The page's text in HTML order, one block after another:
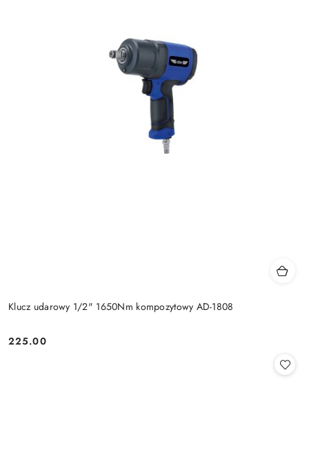
Klucz udarowy 1/2" 1650Nm kompozytowy AD-1808
Cena:
225.00